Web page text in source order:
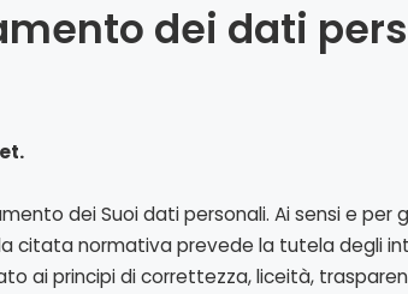
dei dati
dei Suoi dati personali. Ai sensi e per
la citata normativa prevede la tutela
ai principi di correttezza, liceità,